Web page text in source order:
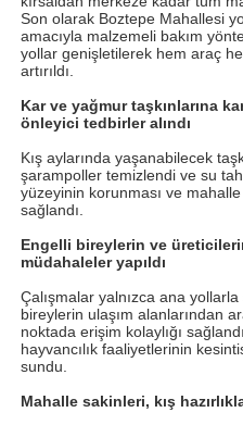
Son olarak Boztepe Mahallesi
amacıyla malzemeli bakım
yollar genişletilerek hem araç
artırıldı.
Kar ve yağmur taşkınlarına
önleyici tedbirler alındı
Kış aylarında yaşanabilecek
şarampoller temizlendi ve su
yüzeyinin korunması ve mahalle
sağlandı.
Engelli bireylerin ve
müdahaleler yapıldı
Çalışmalar yalnızca ana yollarla
bireylerin ulaşım alanlarından
noktada erişim kolaylığı
hayvancılık faaliyetlerinin
sundu.
Mahalle sakinleri, kış